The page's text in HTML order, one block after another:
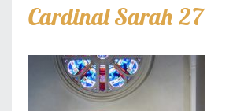
Cardinal Sarah 27